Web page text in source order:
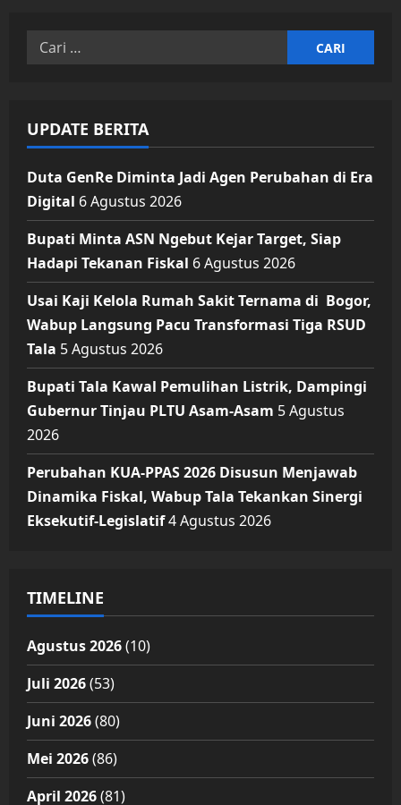
Cari
UPDATE BERITA
Duta GenRe Diminta Jadi Agen Perubahan di Era
Digital 6 Agustus 2026
Bupati Minta ASN Ngebut Kejar Target, Siap
Hadapi Tekanan Fiskal 6 Agustus 2026
Usai Kaji Kelola Rumah Sakit Ternama di Bogor,
Wabup Langsung Pacu Transformasi Tiga RSUD
Tala 5 Agustus 2026
Bupati Tala Kawal Pemulihan Listrik, Dampingi
Gubernur Tinjau PLTU Asam-Asam 5 Agustus
2026
Perubahan KUA-PPAS 2026 Disusun Menjawab
Dinamika Fiskal, Wabup Tala Tekankan Sinergi
Eksekutif-Legislatif4 Agustus 2026
TIMELINE
Agustus 2026(10)
Juli 2026(53)
Juni 2026(80)
Mei 2026(86)
April 2026(81)